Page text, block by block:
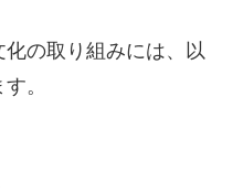
の取り組みには、以
。